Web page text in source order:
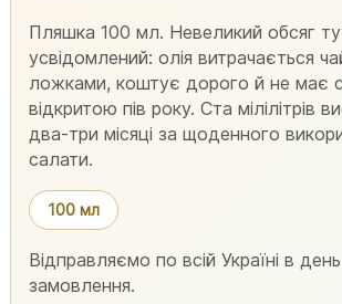
Пляшка 100 мл. Невеликий обсяг
усвідомлений: олія витрачається
ложками, коштує дорого й не має
відкритою пів року. Ста мілілітрів
два-три місяці за щоденного
салати.
100 мл
Відправляємо по всій Україні в
замовлення.